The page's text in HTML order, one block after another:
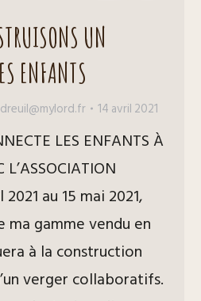
UN
ENFANTS
14 avril 2021
LES ENFANTS À
au 15 mai 2021,
ma gamme vendu en
à la construction
verger collaboratifs.